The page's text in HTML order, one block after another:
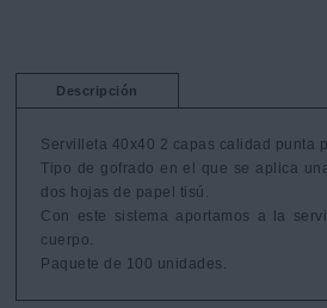
Descripción
Servilleta 40x40 2 capas calidad punta
Tipo de gofrado en el que se aplica
dos hojas de papel tisú.
Con este sistema aportamos a la
cuerpo.
Paquete de 100 unidades.